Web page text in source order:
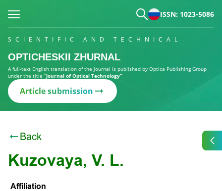
ISSN: 1023-5086
SCIENTIFIC AND TECHNICAL
OPTICHESKII ZHURNAL
A full-text English translation of the journal is published by Optica Publishing Group
under the title “Journal of Optical Technology”
Article submission
Back
Kuzovaya, V. L.
Affiliation